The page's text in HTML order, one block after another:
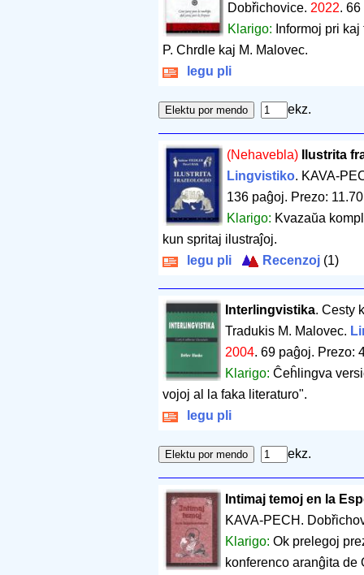
Dobřichovice. 2022. 66
Klarigo: Informoj pri
P. Chrdle kaj M. Malovec.
legu pli
ekz.
(Nehavebla)
Ilustrita
Lingvistiko. KAVA-
136 paĝoj. Prezo:
Klarigo: Kvazaŭa
kun spritaj ilustraĵoj.
legu pli
Recenzoj (1)
Interlingvistika. Cesty
Tradukis M. Malovec.
2004. 69 paĝoj. Prezo:
Klarigo: Ĉeĥlingva
vojoj al la faka literaturo".
legu pli
ekz.
Intimaj temoj en la
KAVA-PECH.
Klarigo: Ok prelegoj
konferenco aranĝita de